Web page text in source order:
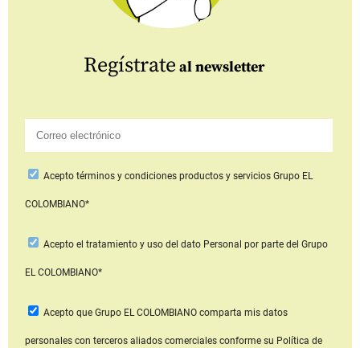
Regístrate al newsletter
Aceptotérminos y condiciones productos y serviciosGrupo EL
COLOMBIANO*
Acepto el tratamiento y uso del dato Personal por parte del Grupo
EL COLOMBIANO*
Acepto que Grupo EL COLOMBIANOcomparta mis datos
personales con terceros aliados comerciales conforme su Política de